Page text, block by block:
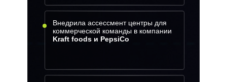
Внедрила ассессмент центры для
коммерческой команды в компании
Kraft foods и PepsiCo